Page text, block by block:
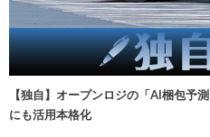
【独自】オープンロジの「AI梱包予
にも活用本格化